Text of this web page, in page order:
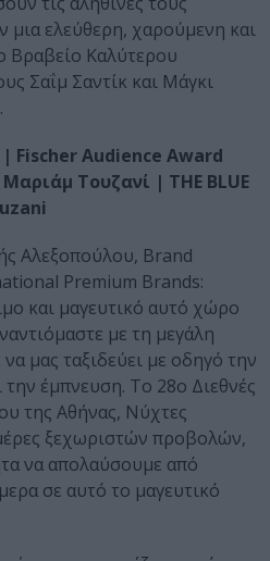
μια ελεύθερη, χαρούμενη και
Βραβείο Καλύτερου
Σαΐμ Σαντίκ και Μάγκι
Fischer Audience Award
Τουζανί | THE BLUE
Αλεξοπούλου, Brand
Premium Brands:
και μαγευτικό αυτό χώρο
με τη μεγάλη
μας ταξιδεύει με οδηγό την
την έμπνευση. Το 28ο Διεθνές
της Αθήνας, Νύχτες
ξεχωριστών προβολών,
να απολαύσουμε από
σε αυτό το μαγευτικό